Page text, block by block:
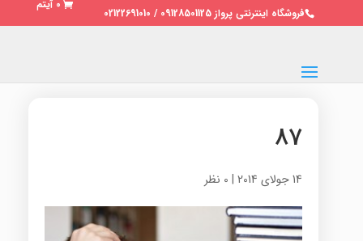
فروشگاه اینترنتی پرواز 09128501125 / 02122691010
0 آیتم
87
14 جولای 2014 | 0 نظر